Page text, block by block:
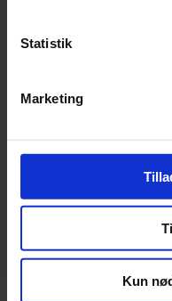
Statistik
Marketing
Kun
Barfodet trompetist får